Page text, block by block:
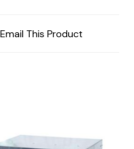
Email This Product